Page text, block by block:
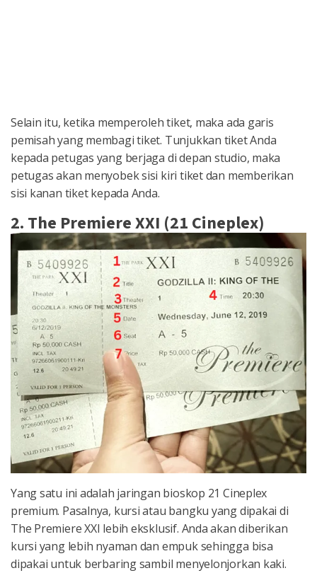
Selain itu, ketika memperoleh tiket, maka ada garis
pemisah yang membagi tiket. Tunjukkan tiket Anda
kepada petugas yang berjaga di depan studio, maka
petugas akan menyobek sisi kiri tiket dan memberikan
sisi kanan tiket kepada Anda.
2. The Premiere XXI (21 Cineplex)
Yang satu ini adalah jaringan bioskop 21 Cineplex
premium. Pasalnya, kursi atau bangku yang dipakai di
The Premiere XXI lebih eksklusif. Anda akan diberikan
kursi yang lebih nyaman dan empuk sehingga bisa
dipakai untuk berbaring sambil menyelonjorkan kaki.